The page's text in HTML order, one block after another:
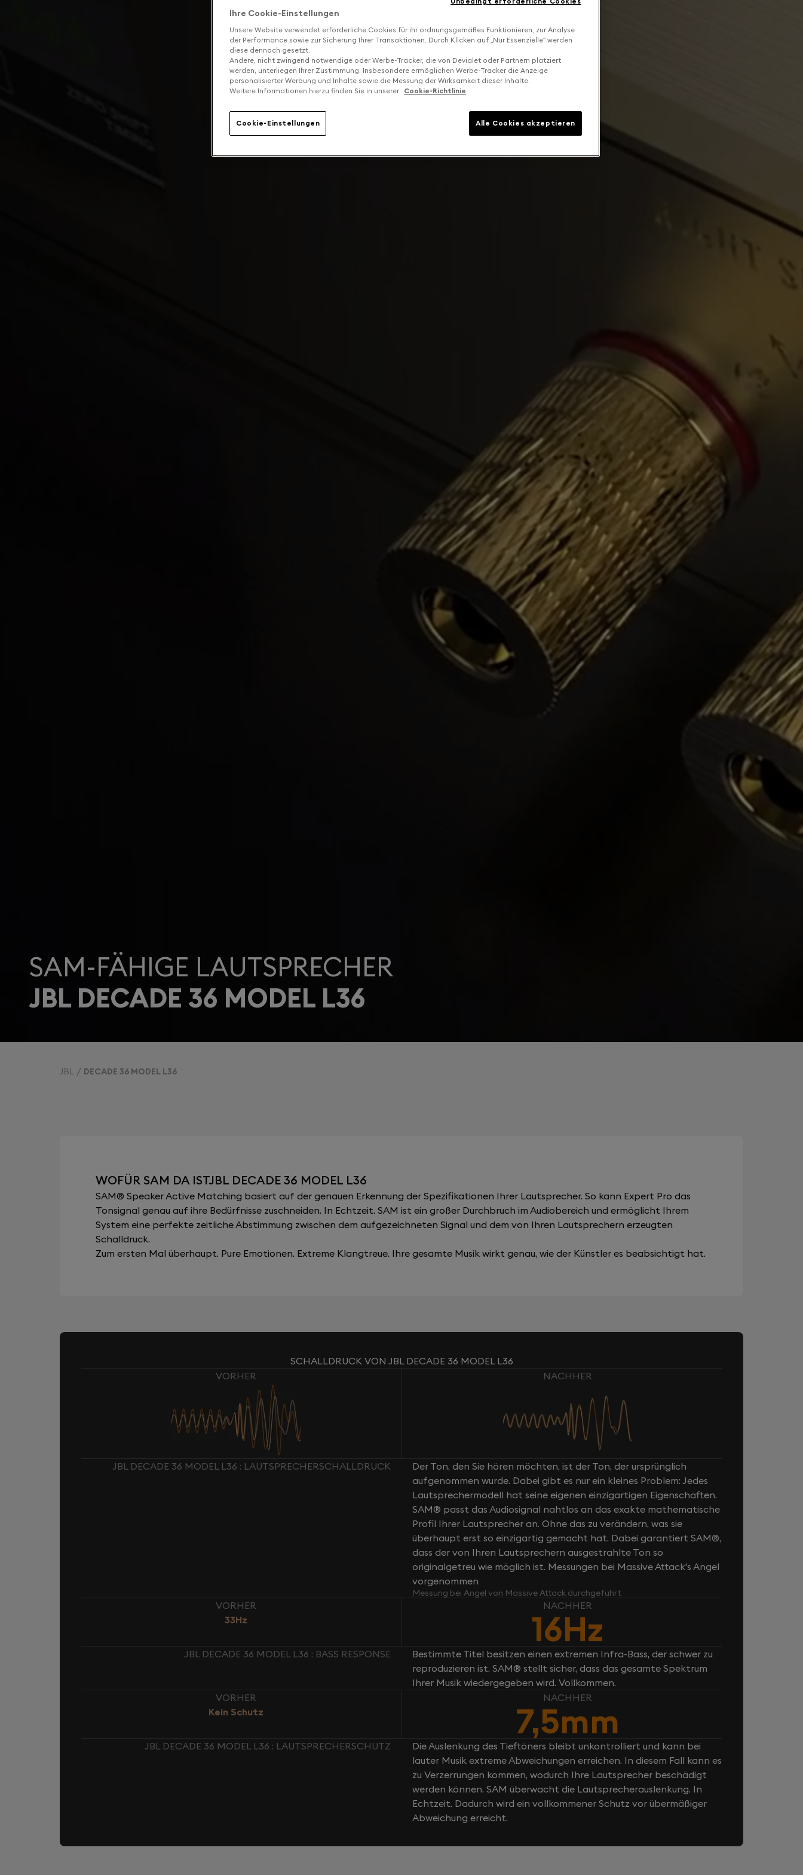
SAM-FÄHIGE LAUTSPRECHER
JBL DECADE 36 MODEL L36
JBL DECADE 36 MODEL L36
WOFÜR SAM DA ISTJBL DECADE 36 MODEL L36
SAM® Speaker Active Matching basiert auf der genauen Erkennung der Spezifikationen Ihrer Lautsprecher. So kann Expert Pro das
Tonsignal genau auf ihre Bedürfnisse zuschneiden. In Echtzeit. SAM ist ein großer Durchbruch im Audiobereich und ermöglicht Ihrem
System eine perfekte zeitliche Abstimmung zwischen dem aufgezeichneten Signal und dem von Ihren Lautsprechern erzeugten
Schalldruck.
Zum ersten Mal überhaupt. Pure Emotionen. Extreme Klangtreue. Ihre gesamte Musik wirkt genau, wie der Künstler es beabsichtigt hat.
SCHALLDRUCK VON JBL DECADE 36 MODEL L36
VORHER
NACHHER
JBL DECADE 36 MODEL L36 : LAUTSPRECHERSCHALLDRUCK
Der Ton, den Sie hören möchten, ist der Ton, der ursprünglich
aufgenommen wurde. Dabei gibt es nur ein kleines Problem: Jedes
Lautsprechermodell hat seine eigenen einzigartigen Eigenschaften.
SAM® passt das Audiosignal nahtlos an das exakte mathematische
Profil Ihrer Lautsprecher an. Ohne das zu verändern, was sie
überhaupt erst so einzigartig gemacht hat. Dabei garantiert SAM®,
dass der von Ihren Lautsprechern ausgestrahlte Ton so
originalgetreu wie möglich ist. Messungen bei Massive Attack's Angel
vorgenommen
Messung bei Angel von Massive Attack durchgeführt
VORHER
33Hz
NACHHER
16Hz
JBL DECADE 36 MODEL L36 : BASS RESPONSE
Bestimmte Titel besitzen einen extremen Infra-Bass, der schwer zu
reproduzieren ist. SAM® stellt sicher, dass das gesamte Spektrum
Ihrer Musik wiedergegeben wird. Vollkommen.
VORHER
Kein Schutz
NACHHER
7,5mm
JBL DECADE 36 MODEL L36 : LAUTSPRECHERSCHUTZ
Die Auslenkung des Tieftöners bleibt unkontrolliert und kann bei
lauter Musik extreme Abweichungen erreichen. In diesem Fall kann es
zu Verzerrungen kommen, wodurch Ihre Lautsprecher beschädigt
werden können. SAM überwacht die Lautsprecherauslenkung. In
Echtzeit. Dadurch wird ein vollkommener Schutz vor übermäßiger
Abweichung erreicht.
Ihre Cookie-Einstellungen
Unsere Website verwendet erforderliche Cookies für ihr ordnungsgemäßes Funktionieren, zur Analyse
der Performance sowie zur Sicherung Ihrer Transaktionen. Durch Klicken auf „Nur Essenzielle“ werden
diese dennoch gesetzt.
Andere, nicht zwingend notwendige oder Werbe-Tracker, die von Devialet oder Partnern platziert
werden, unterliegen Ihrer Zustimmung. Insbesondere ermöglichen Werbe-Tracker die Anzeige
personalisierter Werbung und Inhalte sowie die Messung der Wirksamkeit dieser Inhalte.
Weitere Informationen hierzu finden Sie in unserer
Cookie-Richtlinie
Cookie-Einstellungen Alle Cookies akzeptieren